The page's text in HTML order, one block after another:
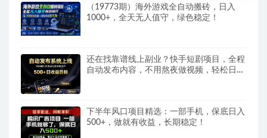
（19773期）海外游戏全自动搬砖，日入
1000+，全天无人值守，绿色稳定！
还在找靠谱线上副业？快手短剧项目，全程
自动发布内容，不用熬夜做视频，轻松日入
下半年风口项目精选：一部手机，保底日入
500+，做就有收益，长期稳定！